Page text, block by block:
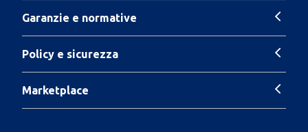
Garanzie e normative
Policy e sicurezza
Marketplace